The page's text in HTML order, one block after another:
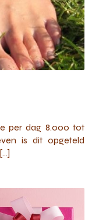
per dag 8.000 tot
is dit opgeteld